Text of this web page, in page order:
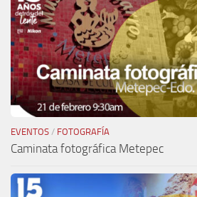
EVENTOS / FOTOGRAFÍA
Caminata fotográfica Metepec